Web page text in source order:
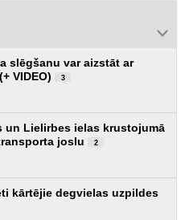
slēgšanu var aizstāt ar
VIDEO)
3
un Lielirbes ielas krustojumā
joslu
2
kārtējie degvielas uzpildes